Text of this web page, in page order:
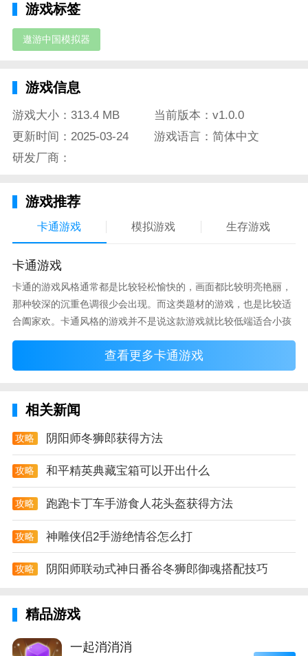
体验穿越中国体验愉快的冒险更多的比赛模式带给大家
真实的模式。
都有另一种舒适感。
游戏的时候你要注意小地图特别是在做任务的时候不要
全国的风景都在这里进行选择可以带你走遍世界的每一
在地图上开始新的挑战探索不同的世界丰富的驾驶技巧
让玩家体验全国景区。
大家把箭头移到那些点会有显示各城市的拼音。我选择
的是广州。
遨游中国模拟器说明
游戏的每一关都是团队精心设计的非常精彩。
如果在按一次M地图变的更小。
如果您想要用方向盘来更好的模拟游戏请按照下面的方
法操作：
故障！
在细节这一方面我觉得做的还是可以的在漆面感的这一
方面做得很到位纹理也有刻画出来。
遨游中国模拟器优势
拟游戏都只是地图MOD而已切记!
2、作为重卡司机不断的根据提示向前行进还能欣赏沿
游戏标签
遨游中国模拟器
游戏信息
游戏大小：313.4 MB
当前版本：v1.0.0
更新时间：2025-03-24
游戏语言：简体中文
研发厂商：
游戏推荐
卡通游戏 模拟游戏 生存游戏
卡通游戏
卡通的游戏风格通常都是比较轻松愉快的，画面都比较明亮艳丽，
那种较深的沉重色调很少会出现。而这类题材的游戏，也是比较适
合阖家欢。卡通风格的游戏并不是说这款游戏就比较低端适合小孩
子玩，因为很多游戏厂商会故意把游戏中添加进入卡通元素，这也
可以说是一种勾起大家兴趣的手段！身边有好友能够在一起游戏的
小伙伴，不妨来这里挑选一两款适合的游戏与好友分享这份快乐。
查看更多卡通游戏
相关新闻
攻略 阴阳师冬狮郎获得方法
攻略 和平精英典藏宝箱可以开出什么
攻略 跑跑卡丁车手游食人花头盔获得方法
攻略 神雕侠侣2手游绝情谷怎么打
攻略 阴阳师联动式神日番谷冬狮郎御魂搭配技巧
精品游戏
一起消消消